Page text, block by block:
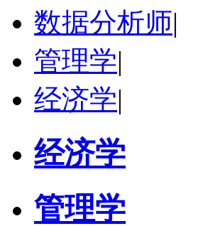
数据分析师|
管理学|
经济学|
经济学
管理学